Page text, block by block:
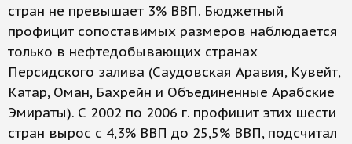
стран не превышает 3% ВВП. Бюджетный
профицит сопоставимых размеров наблюдается
только в нефтедобывающих странах
Персидского залива (Саудовская Аравия, Кувейт,
Катар, Оман, Бахрейн и Объединенные Арабские
Эмираты). С 2002 по 2006 г. профицит этих шести
стран вырос с 4,3% ВВП до 25,5% ВВП, подсчитал